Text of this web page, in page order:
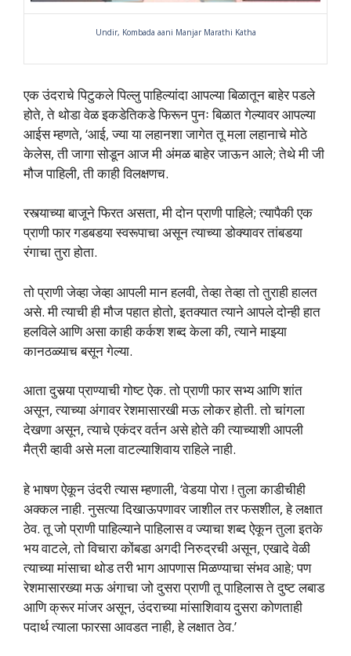
Undir, Kombada aani Manjar Marathi Katha
एक उंदराचे पिटुकले पिल्लु पाहिल्यांदा आपल्या बिळातून बाहेर पडले
होते, ते थोडा वेळ इकडेतिकडे फिरून पुनः बिळात गेल्यावर आपल्या
आईस म्हणते, ‘आई, ज्या या लहानशा जागेत तू मला लहानाचे मोठे
केलेस, ती जागा सोडून आज मी अंमळ बाहेर जाऊन आले; तेथे मी जी
मौज पाहिली, ती काही विलक्षणच.
रस्त्याच्या बाजूने फिरत असता, मी दोन प्राणी पाहिले; त्यापैकी एक
प्राणी फार गडबडया स्वरूपाचा असून त्याच्या डोक्यावर तांबडया
रंगाचा तुरा होता.
तो प्राणी जेव्हा जेव्हा आपली मान हलवी, तेव्हा तेव्हा तो तुराही हालत
असे. मी त्याची ही मौज पहात होतो, इतक्यात त्याने आपले दोन्ही हात
हलविले आणि असा काही कर्कश शब्द केला की, त्याने माझ्या
कानठळ्याच बसून गेल्या.
आता दुसर्‍या प्राण्याची गोष्ट ऐक. तो प्राणी फार सभ्य आणि शांत
असून, त्याच्या अंगावर रेशमासारखी मऊ लोकर होती. तो चांगला
देखणा असून, त्याचे एकंदर वर्तन असे होते की त्याच्याशी आपली
मैत्री व्हावी असे मला वाटल्याशिवाय राहिले नाही.
हे भाषण ऐकून उंदरी त्यास म्हणाली, ‘वेडया पोरा ! तुला काडीचीही
अक्कल नाही. नुसत्या दिखाऊपणावर जाशील तर फसशील, हे लक्षात
ठेव. तू जो प्राणी पाहिल्याने पाहिलास व ज्याचा शब्द ऐकून तुला इतके
भय वाटले, तो विचारा कोंबडा अगदी निरुद्रची असून, एखादे वेळी
त्याच्या मांसाचा थोड तरी भाग आपणास मिळण्याचा संभव आहे; पण
रेशमासारख्या मऊ अंगाचा जो दुसरा प्राणी तू पाहिलास ते दुष्ट लबाड
आणि क्रूर मांजर असून, उंदराच्या मांसाशिवाय दुसरा कोणताही
पदार्थ त्याला फारसा आवडत नाही, हे लक्षात ठेव.’